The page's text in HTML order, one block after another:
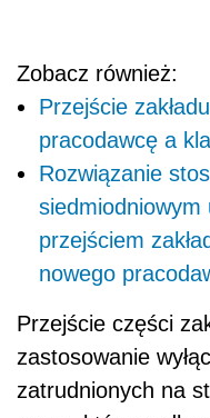
Zobacz również:
Przejście
pracodawcę a
Rozwiązanie
siedmiodniowym
przejściem
nowego
Przejście części
zastosowanie
zatrudnionych na